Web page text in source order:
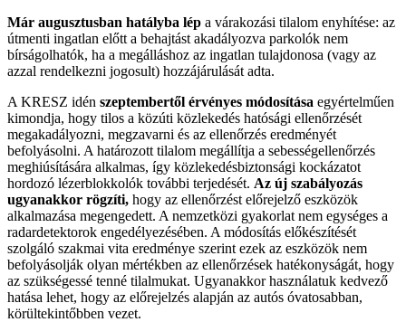
Már augusztusban hatályba lép a várakozási tilalom enyhítése: az
útmenti ingatlan előtt a behajtást akadályozva parkolók nem
bírságolhatók, ha a megálláshoz az ingatlan tulajdonosa (vagy az
azzal rendelkezni jogosult) hozzájárulását adta.
A KRESZ idén szeptembertől érvényes módosítása egyértelműen
kimondja, hogy tilos a közúti közlekedés hatósági ellenőrzését
megakadályozni, megzavarni és az ellenőrzés eredményét
befolyásolni. A határozott tilalom megállítja a sebességellenőrzés
meghiúsítására alkalmas, így közlekedésbiztonsági kockázatot
hordozó lézerblokkolók további terjedését. Az új szabályozás
ugyanakkor rögzíti, hogy az ellenőrzést előrejelző eszközök
alkalmazása megengedett. A nemzetközi gyakorlat nem egységes a
radardetektorok engedélyezésében. A módosítás előkészítését
szolgáló szakmai vita eredménye szerint ezek az eszközök nem
befolyásolják olyan mértékben az ellenőrzések hatékonyságát, hogy
az szükségessé tenné tilalmukat. Ugyanakkor használatuk kedvező
hatása lehet, hogy az előrejelzés alapján az autós óvatosabban,
körültekintőbben vezet.